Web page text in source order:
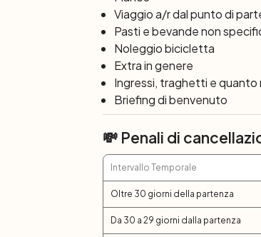
Viaggio a/r dal punto di
Pasti e bevande non
Noleggio bicicletta
Extra in genere
Ingressi, traghetti e
Briefing di benvenuto
💸 Penali di
Intervallo Temporale
Oltre 30 giorni della partenza
Da 30 a 29 giorni dalla partenza